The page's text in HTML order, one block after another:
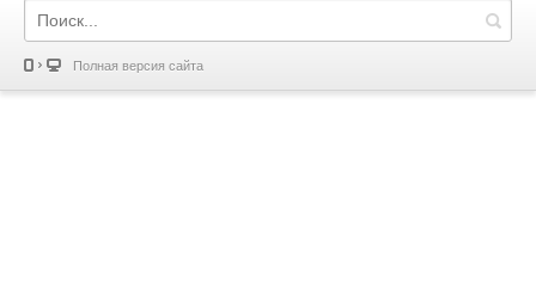
Полная версия сайта